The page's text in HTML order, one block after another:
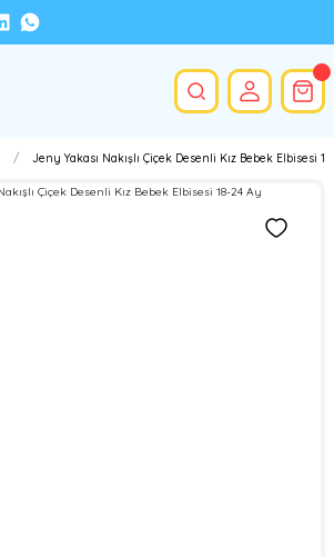
Jeny Yakası Nakışlı Çiçek Desenli Kız Bebek Elbisesi